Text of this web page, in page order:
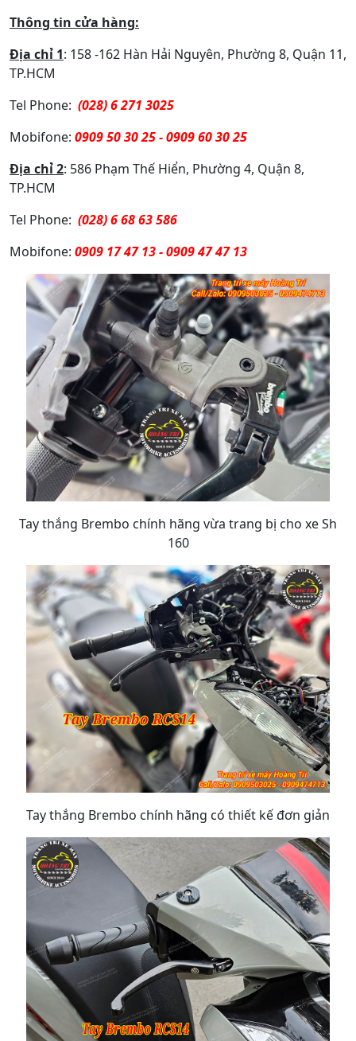
Thông tin cửa hàng:
Địa chỉ 1: 158 -162 Hàn Hải Nguyên, Phường 8, Quận 11,
TP.HCM
Tel Phone: (028) 6 271 3025
Mobifone: 0909 50 30 25 - 0909 60 30 25
Địa chỉ 2: 586 Phạm Thế Hiển, Phường 4, Quận 8,
TP.HCM
Tel Phone: (028) 6 68 63 586
Mobifone: 0909 17 47 13 - 0909 47 47 13
Tay thắng Brembo chính hãng vừa trang bị cho xe Sh
160
Tay thắng Brembo chính hãng có thiết kế đơn giản